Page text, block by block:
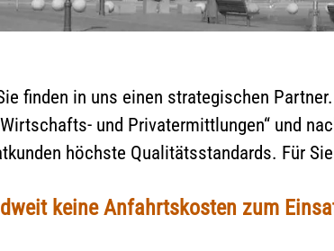
finden in uns einen strategischen
und Privatermittlungen“ und
höchste Qualitätsstandards. Für
keine Anfahrtskosten zum